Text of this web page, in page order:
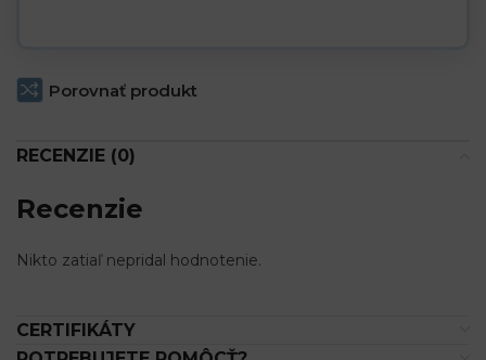
Porovnať produkt
RECENZIE (0)
Recenzie
Nikto zatiaľ nepridal hodnotenie.
CERTIFIKÁTY